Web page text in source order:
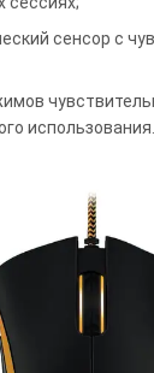
сенсор с
использования.